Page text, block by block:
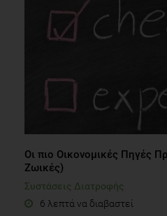
Οι πιο Οικονομικές Πηγές
Ζωικές)
Συστάσεις Διατροφής
6 λεπτά να διαβαστεί